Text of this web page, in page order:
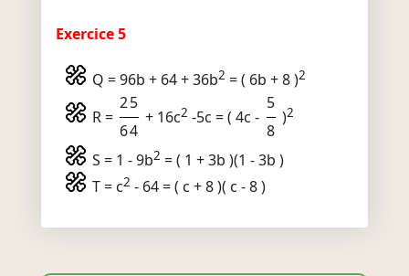
Exercice 5
Q = 96b + 64 + 36b2 = ( 6b + 8 )2
R =
25
64
+ 16c2 -5c = ( 4c -
5
8
)2
S = 1 - 9b2 = ( 1 + 3b )(1 - 3b )
T = c2 - 64 = ( c + 8 )( c - 8 )